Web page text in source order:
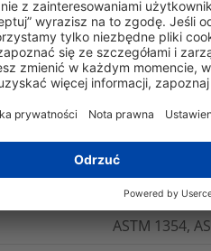
Logistyka i
0.15%
ASTM 1354,